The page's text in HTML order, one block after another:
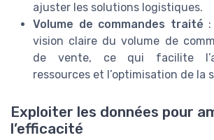
ajuster les solutions logistiques.
Volume de commandes traité
vision claire du volume de
de vente, ce qui facilite
ressources et l’optimisation de la
Exploiter les données pour
l’efficacité